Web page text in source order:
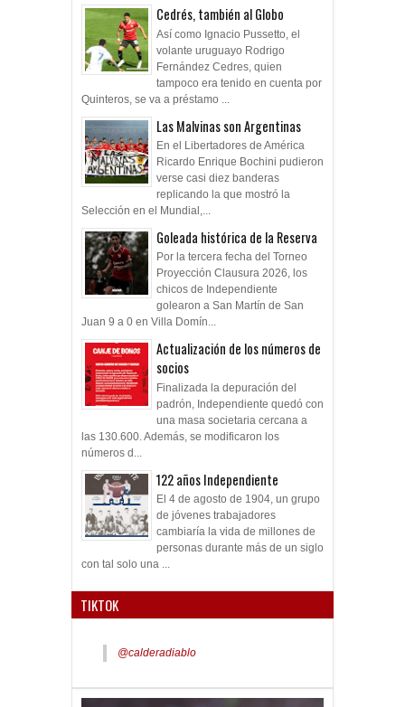
Cedrés, también al Globo
Así como Ignacio Pussetto, el
volante uruguayo Rodrigo
Fernández Cedres, quien
tampoco era tenido en cuenta por
Quinteros, se va a préstamo ...
Las Malvinas son Argentinas
En el Libertadores de América
Ricardo Enrique Bochini pudieron
verse casi diez banderas
replicando la que mostró la
Selección en el Mundial,...
Goleada histórica de la Reserva
Por la tercera fecha del Torneo
Proyección Clausura 2026, los
chicos de Independiente
golearon a San Martín de San
Juan 9 a 0 en Villa Domín...
Actualización de los números de
socios
Finalizada la depuración del
padrón, Independiente quedó con
una masa societaria cercana a
las 130.600. Además, se modificaron los
números d...
122 años Independiente
El 4 de agosto de 1904, un grupo
de jóvenes trabajadores
cambiaría la vida de millones de
personas durante más de un siglo
con tal solo una ...
TIKTOK
@calderadiablo